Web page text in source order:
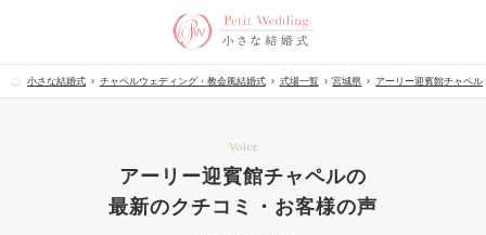
小さな結婚式 チャペルウェディング・教会風結婚式 式場一覧 宮城県 アーリー迎賓館チャペル
Voice
アーリー迎賓館チャペルの
最新のクチコミ・お客様の声